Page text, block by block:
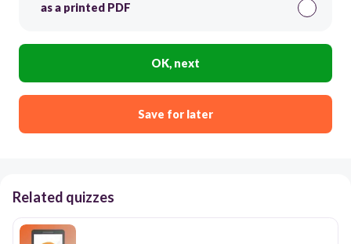
as a printed PDF
OK, next
Save for later
Related quizzes